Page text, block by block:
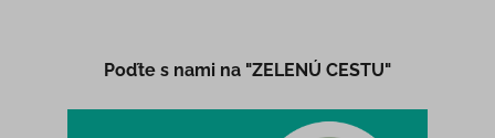
Poďte s nami na "ZELENÚ CESTU"